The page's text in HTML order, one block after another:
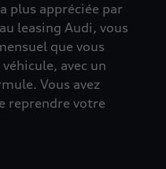
plus appréciée par
leasing Audi, vous
que vous
avec un
Vous avez
reprendre votre